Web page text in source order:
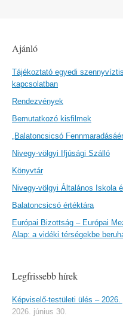
Ajánló
Tájékoztató egyedi
kapcsolatban
Rendezvények
Bemutatkozó kisfilmek
„Balatoncsicsó
Nivegy-völgyi Ifjúsági Szálló
Könyvtár
Nivegy-völgyi Általános Iskola
Balatoncsicsó értéktára
Európai Bizottság – Európai
Alap: a vidéki térségekbe
Legfrissebb hírek
Képviselő-testületi ülés – 2026.
2026. június 30.